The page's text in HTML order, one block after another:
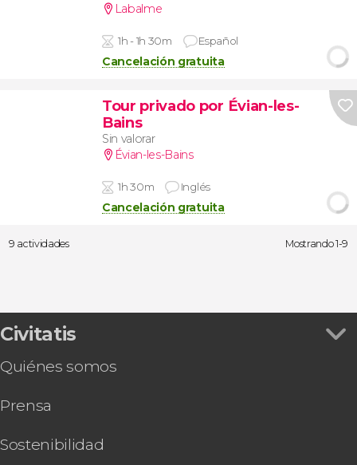
Labalme
1h - 1h 30m Español
Cancelación gratuita
Tour privado por Évian-les-
Bains
Sin valorar
Évian-les-Bains
1h 30m Inglés
Cancelación gratuita
9 actividades Mostrando 1-9
Civitatis
Quiénes somos
Prensa
Sostenibilidad